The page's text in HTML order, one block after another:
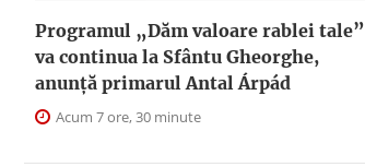
Programul „Dăm valoare rablei tale”
va continua la Sfântu Gheorghe,
anunţă primarul Antal Árpád
Acum 7 ore, 30 minute